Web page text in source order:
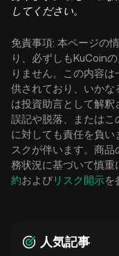
してください。
免責事項: 本ページの
り、必ずしもKuCoin
りません。この内容
供されており、いかな
は投資助言として解
誤記や脱落、またはこ
に対しても責任を負い
スクが伴います。商
務状況に基づいて慎重
約およびリスク開示を
人気記事